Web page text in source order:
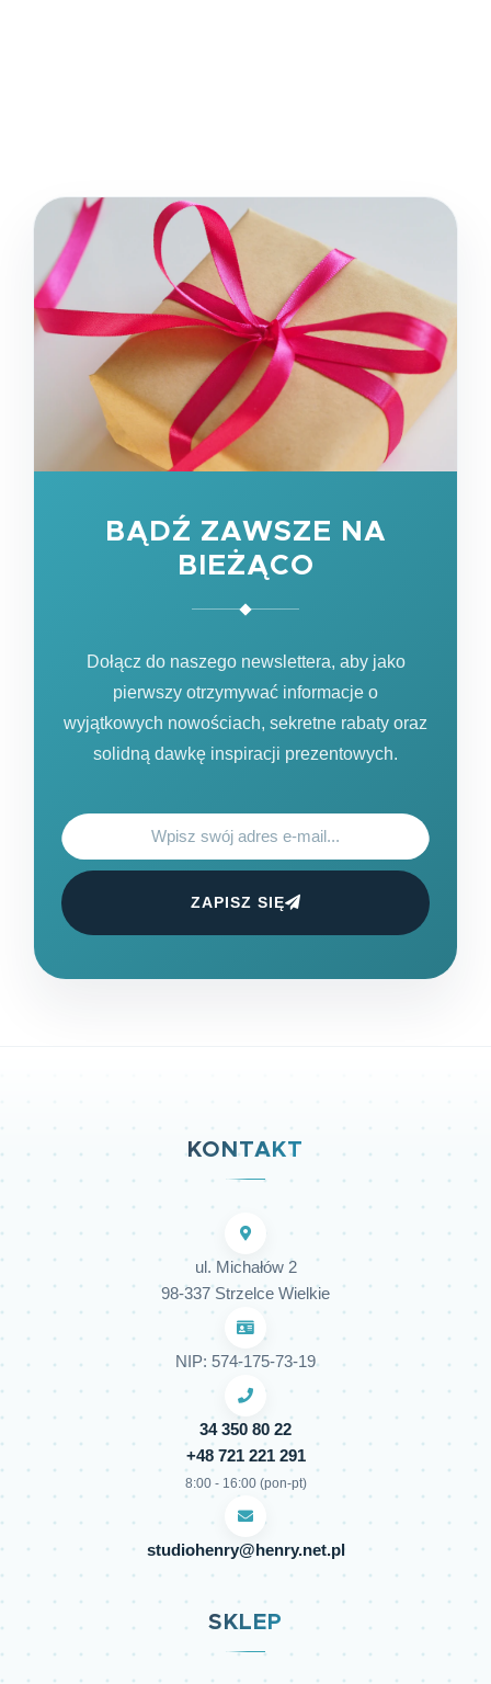
BĄDŹ ZAWSZE NA
BIEŻĄCO
Dołącz do naszego newslettera, aby jako
pierwszy otrzymywać informacje o
wyjątkowych nowościach, sekretne rabaty oraz
solidną dawkę inspiracji prezentowych.
ZAPISZ SIĘ
KONTAKT
ul. Michałów 2
98-337 Strzelce Wielkie
NIP: 574-175-73-19
34 350 80 22
+48 721 221 291
8:00 - 16:00 (pon-pt)
studiohenry@henry.net.pl
SKLEP